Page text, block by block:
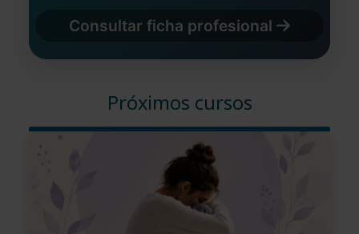
Consultar ficha profesional
Próximos cursos